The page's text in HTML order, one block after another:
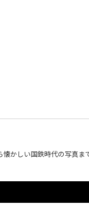
かしい国鉄時代の写真ま